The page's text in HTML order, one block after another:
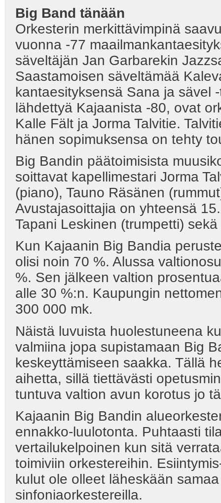
Big Band tänään
Orkesterin merkittävimpinä
vuonna -77
säveltäjän Jan Garbarekin
Saastamoisen säveltämää
kantaesityksensä Sana ja sävel
lähdettyä Kajaanista -80, ovat
Kalle Fält ja Jorma Talvitie.
hänen sopimuksensa on tehty
Big Bandin päätoimisista
soittavat kapellimestari Jorma
(piano), Tauno Räsänen
Avustajasoittajia on yhteensä
Tapani Leskinen (trumpetti)
Kun Kajaanin Big Bandia
olisi noin 70 %. Alussa
%. Sen jälkeen valtion
alle 30 %:n. Kaupungin
300 000 mk.
Näistä luvuista huolestuneena
valmiina jopa supistamaan Big
keskeyttämiseen saakka. Tällä
aihetta, sillä tiettävästi
tuntuva valtion avun korotus jo
Kajaanin Big Bandin
ennakko-luulotonta. Puhtaasti
vertailukelpoinen kun sitä
toimiviin orkestereihin.
kulut ole olleet läheskään
sinfoniaorkestereilla.